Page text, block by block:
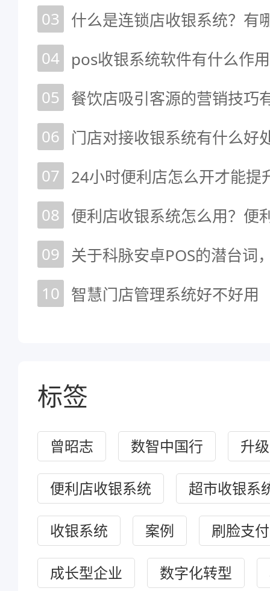
03
什么是连锁店收银系统？有
04
pos收银系统软件有什么作
05
餐饮店吸引客源的营销技巧
06
门店对接收银系统有什么好
07 24小时便利店怎么开才能提
08
09 关于科脉安卓POS的潜台词
10 智慧门店管理系统好不好用
标签
曾昭志 数智中国行 升
便利店收银系统 超市收银系
收银系统 案例 刷脸支付
成长型企业 数字化转型